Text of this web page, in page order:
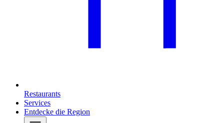
Restaurants
Services
Entdecke die Region